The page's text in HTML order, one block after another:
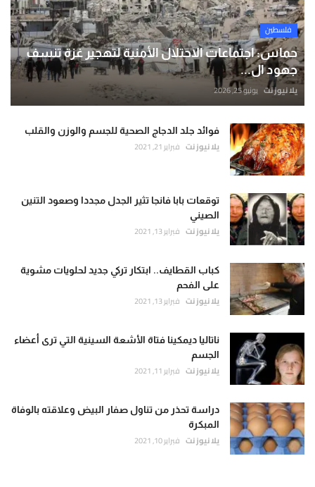
فلسطين
حماس: اجتماعات الاحتلال الأمنية لتهجير غزة تنسف
جهود ال...
يلا نيوز نت يونيو 25, 2026
فوائد جلد الدجاج الصحية للجسم والوزن والقلب
يلا نيوز نت فبراير 21, 2021
توقعات بابا فانجا تثير الجدل مجددا وصعود التنين
الصيني
يلا نيوز نت فبراير 13, 2021
كباب القطايف.. ابتكار تركي جديد لحلويات مشوية
على الفحم
يلا نيوز نت فبراير 13, 2021
ناتاليا ديمكينا فتاة الأشعة السينية التي ترى أعضاء
الجسم
يلا نيوز نت فبراير 11, 2021
دراسة تحذر من تناول صفار البيض وعلاقته بالوفاة
المبكرة
يلا نيوز نت فبراير 10, 2021